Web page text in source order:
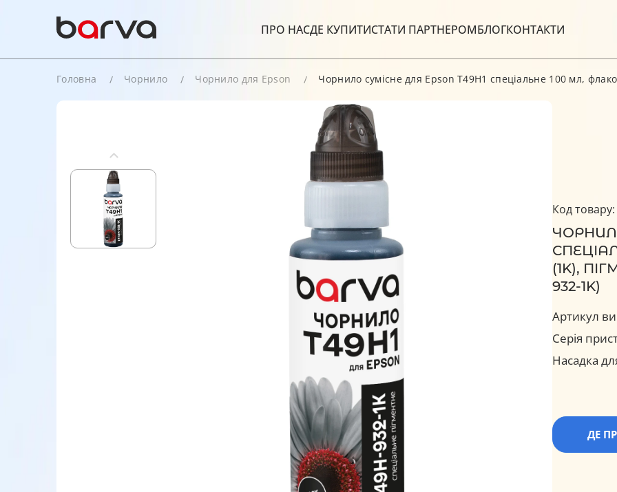
ПРО НАСДЕ КУПИТИСТАТИ ПАРТНЕРОМБЛОГКОНТАКТИ
Головна Чорнило Чорнило для Epson Чорнило сумісне для Epson T49H1 спеціальне 100 мл,
Код
(1K),
932-1K)
Артикул
Серія
Насадка
ДЕ